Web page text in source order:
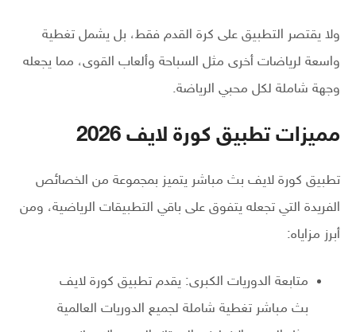
ولا يقتصر التطبيق على كرة القدم فقط، بل يشمل تغطية
واسعة لرياضات أخرى مثل السباحة وألعاب القوى، مما يجعله
وجهة شاملة لكل محبي الرياضة.
مميزات تطبيق كورة لايف 2026
تطبيق كورة لايف بث مباشر يتميز بمجموعة من الخصائص
الفريدة التي تجعله يتفوق على باقي التطبيقات الرياضية، ومن
أبرز مزاياه:
متابعة الدوريات الكبرى: يقدم تطبيق كورة لايف
بث مباشر تغطية شاملة لجميع الدوريات العالمية